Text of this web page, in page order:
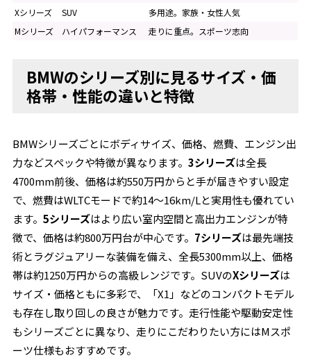
Xシリーズ
SUV
多用途。家族・女性人気
Mシリーズ
ハイパフォーマンス 走りに重点。スポーツ志向
BMWのシリーズ別に見るサイズ・価
格帯・性能の違いと特徴
BMWシリーズごとにボディサイズ、価格、燃費、エンジン出
力などスペックや特徴が異なります。3シリーズは全長
4700mm前後、価格は約550万円からと手が届きやすい設定
で、燃費はWLTCモードで約14～16km/Lと実用性も優れてい
ます。5シリーズはより広い室内空間と高出力エンジンが特
徴で、価格は約800万円台が中心です。 7シリーズは最先端技
術とラグジュアリーな装備を備え、全長5300mm以上、価格
帯は約1250万円からの高級レンジです。SUVのXシリーズは
サイズ・価格ともに多彩で、「X1」などのコンパクトモデル
も存在し取り回しの良さが魅力です。走行性能や駆動安定性
もシリーズごとに異なり、走りにこだわりたい方にはMスポ
ーツ仕様もおすすめです。